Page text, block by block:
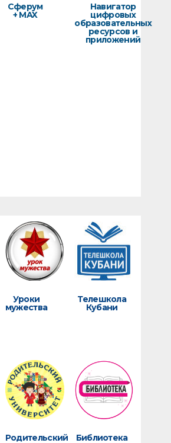
Сферум
+ MAX
Навигатор
цифровых
образовательных
ресурсов и
приложений
Уроки
мужества
Телешкола
Кубани
Родительский Библиотека